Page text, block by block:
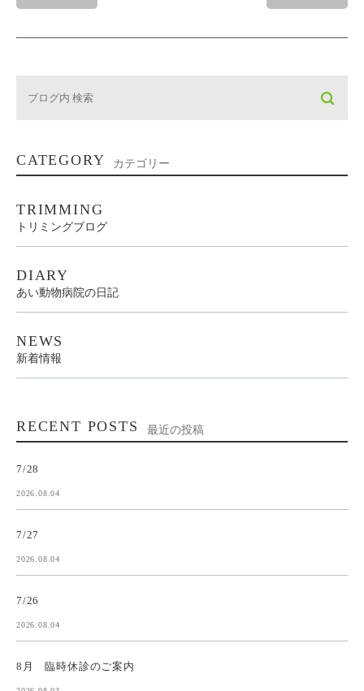
CATEGORY カテゴリー
TRIMMING
トリミングブログ
DIARY
あい動物病院の日記
NEWS
新着情報
RECENT POSTS 最近の投稿
7/28
2026.08.04
7/27
2026.08.04
7/26
2026.08.04
8月 臨時休診のご案内